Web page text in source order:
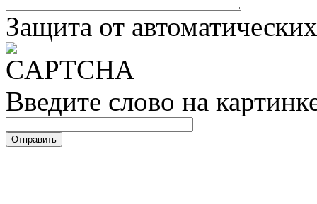
Защита от
Введите слово на